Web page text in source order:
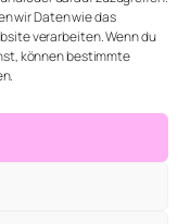
wir Daten wie das
verarbeiten. Wenn du
können bestimmte
den Wein
begrüßen?
Oder sie mit
lachte
zu ihr und
es an
schaute